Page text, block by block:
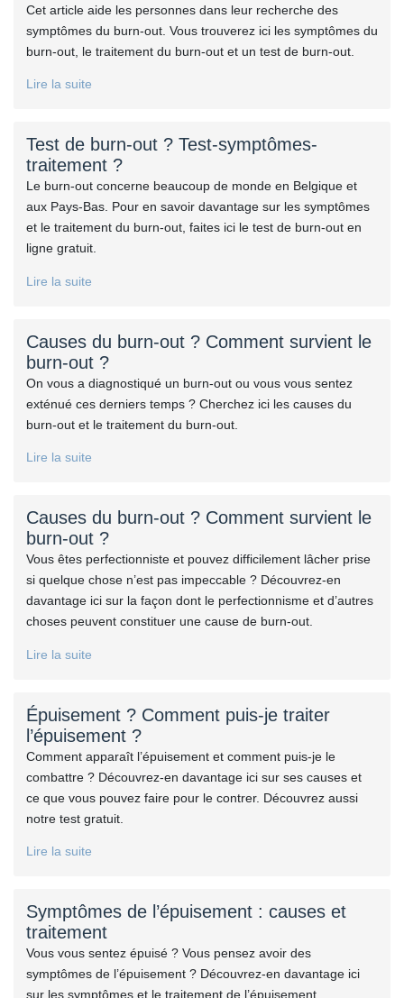
Cet article aide les personnes dans leur recherche des
symptômes du burn-out. Vous trouverez ici les symptômes du
burn-out, le traitement du burn-out et un test de burn-out.
Lire la suite
Test de burn-out ? Test-symptômes-
traitement ?
Le burn-out concerne beaucoup de monde en Belgique et
aux Pays-Bas. Pour en savoir davantage sur les symptômes
et le traitement du burn-out, faites ici le test de burn-out en
ligne gratuit.
Lire la suite
Causes du burn-out ? Comment survient le
burn-out ?
On vous a diagnostiqué un burn-out ou vous vous sentez
exténué ces derniers temps ? Cherchez ici les causes du
burn-out et le traitement du burn-out.
Lire la suite
Causes du burn-out ? Comment survient le
burn-out ?
Vous êtes perfectionniste et pouvez difficilement lâcher prise
si quelque chose n’est pas impeccable ? Découvrez-en
davantage ici sur la façon dont le perfectionnisme et d’autres
choses peuvent constituer une cause de burn-out.
Lire la suite
Épuisement ? Comment puis-je traiter
l’épuisement ?
Comment apparaît l’épuisement et comment puis-je le
combattre ? Découvrez-en davantage ici sur ses causes et
ce que vous pouvez faire pour le contrer. Découvrez aussi
notre test gratuit.
Lire la suite
Symptômes de l’épuisement : causes et
traitement
Vous vous sentez épuisé ? Vous pensez avoir des
symptômes de l’épuisement ? Découvrez-en davantage ici
sur les symptômes et le traitement de l’épuisement.